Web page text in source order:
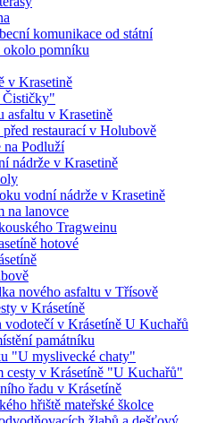
komunikace od státní
okolo pomníku
v Krasetině
Čističky"
asfaltu v Krasetině
restaurací v Holubově
na Podluží
nádrže v Krasetině
vodní nádrže v Krasetině
na lanovce
Tragweinu
hotové
nového asfaltu v Třísově
v Krásetíně
v Krásetíně U Kuchařů
památníku
"U myslivecké chaty"
cesty v Krásetíně "U Kuchařů"
řadu v Krásetíně
hřiště mateřské školce